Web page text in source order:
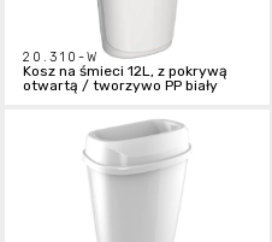
20.310-W
Kosz na śmieci 12L, z pokrywą
otwartą / tworzywo PP biały